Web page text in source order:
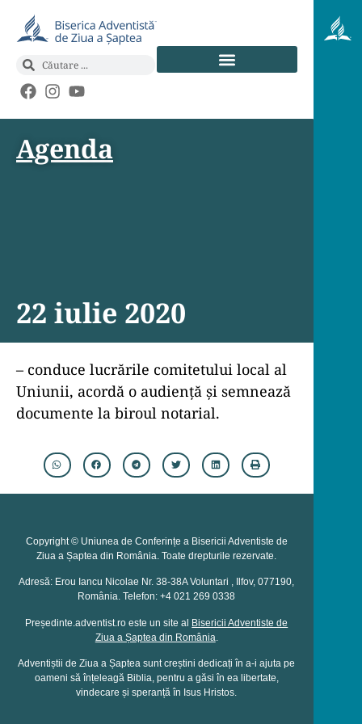
Agenda
22 iulie 2020
– conduce lucrările comitetului local al
Uniunii, acordă o audiență și semnează
documente la biroul notarial.
Copyright © Uniunea de Conferințe a Bisericii Adventiste de
Ziua a Șaptea din România. Toate drepturile rezervate.
Adresă: Erou Iancu Nicolae Nr. 38-38A Voluntari , Ilfov, 077190,
România. Telefon: +4 021 269 0338
Președinte.adventist.ro este un site al Bisericii Adventiste de
Ziua a Șaptea din România.
Adventiștii de Ziua a Șaptea sunt creștini dedicați în a-i ajuta pe
oameni să înțeleagă Biblia, pentru a găsi în ea libertate,
vindecare și speranță în Isus Hristos.